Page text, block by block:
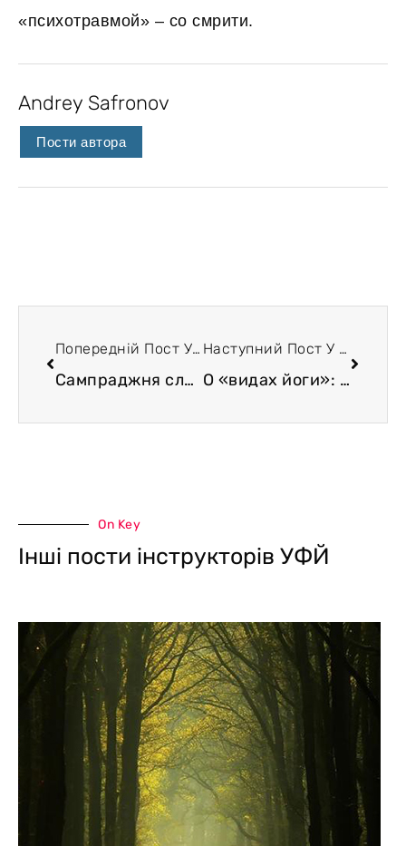
«психотравмой» – со смрити.
Andrey Safronov
Пости автора
Попередній Пост У Блозі
Сампраджня словами Б. Рассела. Сутра 1.16.
Наступний Пост У Блозі
О «видах йоги»: карма йога и бхакти йога
On Key
Інші пости інструкторів УФЙ